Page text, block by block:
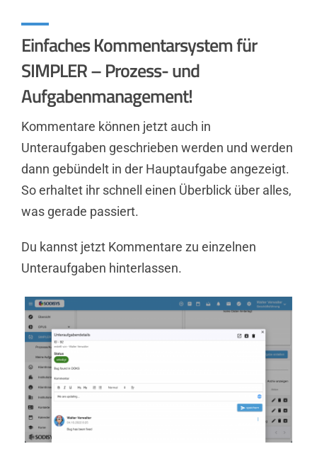
Einfaches Kommentarsystem für
SIMPLER – Prozess- und
Aufgabenmanagement!
Kommentare können jetzt auch in
Unteraufgaben geschrieben werden und werden
dann gebündelt in der Hauptaufgabe angezeigt.
So erhaltet ihr schnell einen Überblick über alles,
was gerade passiert.
Du kannst jetzt Kommentare zu einzelnen
Unteraufgaben hinterlassen.